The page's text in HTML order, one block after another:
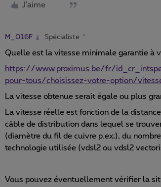
J'aime
M_016F Spécialiste
Quelle est la vitesse minimale garantie à
https://www.proximus.be/fr/
pour-tous/choisissez-votre-option/
La vitesse obtenue serait égale ou plus
La vitesse réelle est fonction de la
câble de distribution dans lequel se
(diamètre du fil de cuivre p.ex;), du
technologie utilisée (vdsl2 ou vdsl2
Vous pouvez éventuellement vérifier la